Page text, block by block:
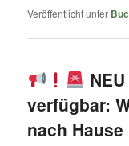
Veröffentlicht unter
verfügbar:
nach Hause